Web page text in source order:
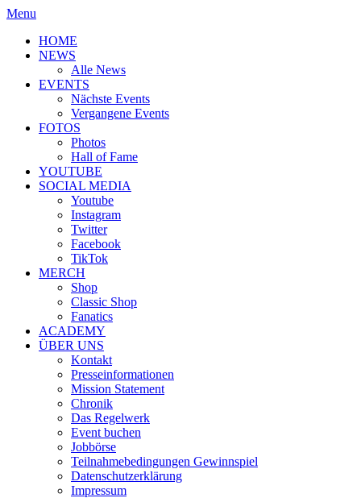
Menu
HOME
NEWS
Alle News
EVENTS
Nächste Events
Vergangene Events
FOTOS
Photos
Hall of Fame
YOUTUBE
SOCIAL MEDIA
Youtube
Instagram
Twitter
Facebook
TikTok
MERCH
Shop
Classic Shop
Fanatics
ACADEMY
ÜBER UNS
Kontakt
Presseinformationen
Mission Statement
Chronik
Das Regelwerk
Event buchen
Jobbörse
Teilnahmebedingungen Gewinnspiel
Datenschutzerklärung
Impressum